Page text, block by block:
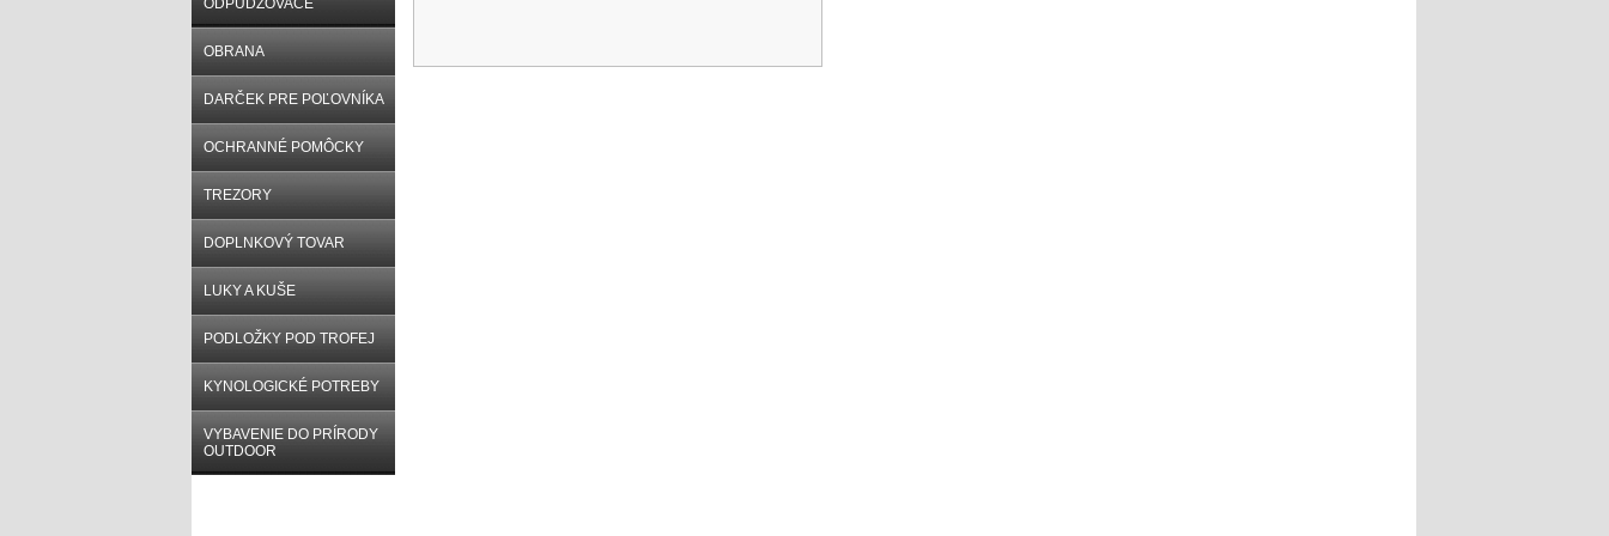
ODPUDZOVAČE
OBRANA
DARČEK PRE POĽOVNÍKA
OCHRANNÉ POMÔCKY
TREZORY
DOPLNKOVÝ TOVAR
LUKY A KUŠE
PODLOŽKY POD TROFEJ
KYNOLOGICKÉ POTREBY
VYBAVENIE DO PRÍRODY
OUTDOOR